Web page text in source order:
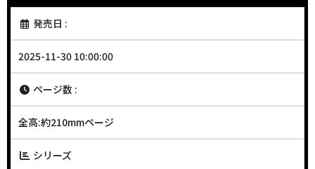
発売日 :
2025-11-30 10:00:00
ページ数 :
全高:約210mmページ
シリーズ